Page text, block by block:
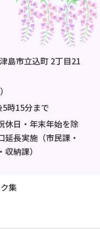
島市立込町 2丁目21
時15分まで
休日・年末年始を除
延長実施（市民課・
納課）
集